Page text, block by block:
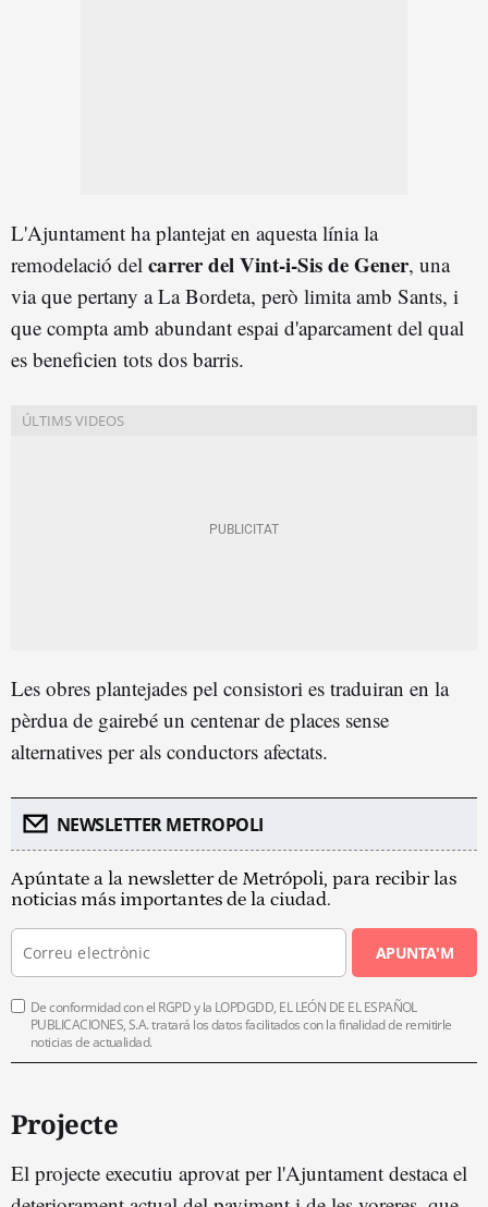
L'Ajuntament ha plantejat en aquesta línia la
remodelació del carrer del Vint-i-Sis de Gener, una
via que pertany a La Bordeta, però limita amb Sants, i
que compta amb abundant espai d'aparcament del qual
es beneficien tots dos barris.
Les obres plantejades pel consistori es traduiran en la
pèrdua de gairebé un centenar de places sense
alternatives per als conductors afectats.
NEWSLETTER METROPOLI
Apúntate a la newsletter de Metrópoli, para recibir las
noticias más importantes de la ciudad.
APUNTA'M
De conformidad con el RGPD y la LOPDGDD, EL LEÓN DE EL ESPAÑOL
PUBLICACIONES, S.A. tratará los datos facilitados con la finalidad de remitirle
noticias de actualidad.
Projecte
El projecte executiu aprovat per l'Ajuntament destaca el